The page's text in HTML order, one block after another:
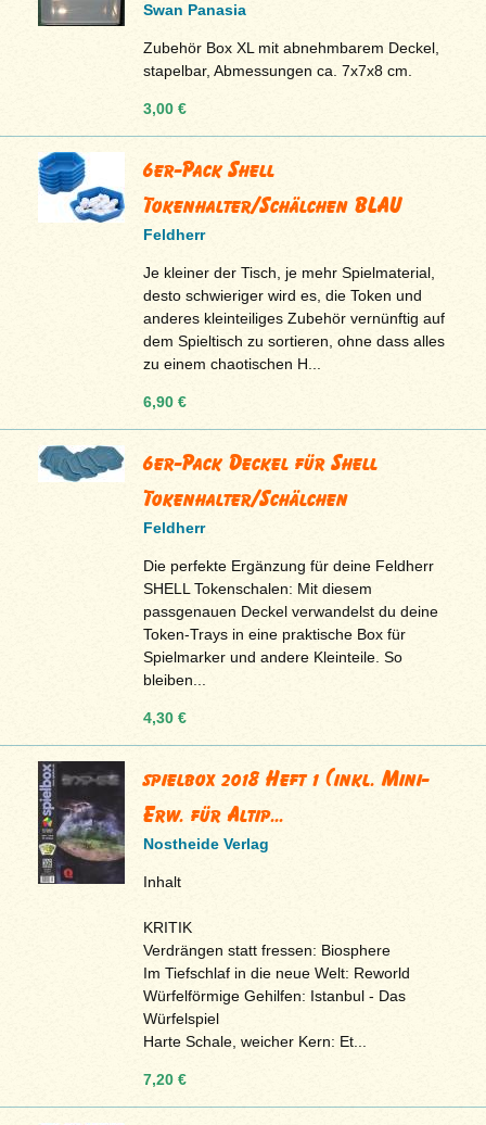
Swan Panasia
Zubehör Box XL mit abnehmbarem Deckel,
stapelbar, Abmessungen ca. 7x7x8 cm.
3,00 €
6er-Pack Shell
Tokenhalter/Schälchen BLAU
Feldherr
Je kleiner der Tisch, je mehr Spielmaterial,
desto schwieriger wird es, die Token und
anderes kleinteiliges Zubehör vernünftig auf
dem Spieltisch zu sortieren, ohne dass alles
zu einem chaotischen H...
6,90 €
6er-Pack Deckel für Shell
Tokenhalter/Schälchen
Feldherr
Die perfekte Ergänzung für deine Feldherr
SHELL Tokenschalen: Mit diesem
passgenauen Deckel verwandelst du deine
Token-Trays in eine praktische Box für
Spielmarker und andere Kleinteile. So
bleiben...
4,30 €
spielbox 2018 Heft 1 (inkl. Mini-
Erw. für Altip...
Nostheide Verlag
Inhalt
KRITIK
Verdrängen statt fressen: Biosphere
Im Tiefschlaf in die neue Welt: Reworld
Würfelförmige Gehilfen: Istanbul - Das
Würfelspiel
Harte Schale, weicher Kern: Et...
7,20 €